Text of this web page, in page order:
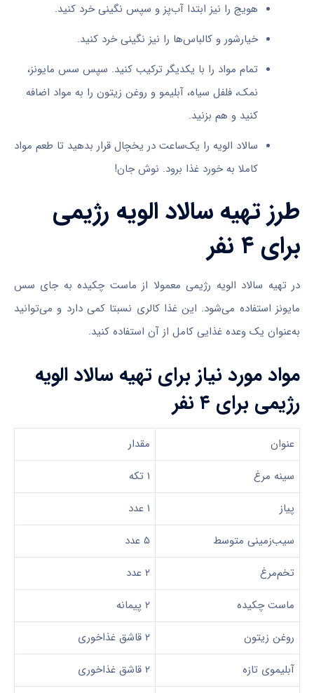
هویج را نیز ابتدا آب‌پز و سپس نگینی خرد کنید.
خیارشور و کالباس‌ها را نیز نگینی خرد کنید.
تمام مواد را با یکدیگر ترکیب کنید. سپس سس مایونز،
نمک، فلفل سیاه، آبلیمو و روغن زیتون را به مواد اضافه
کنید و هم بزنید.
سالاد الویه را یک‌ساعت در یخچال قرار بدهید تا طعم مواد
کاملا به خورد غذا برود. نوش جان!
طرز تهیه سالاد الویه رژیمی
برای ۴ نفر
در تهیه سالاد الویه رژیمی معمولا از ماست چکیده به جای سس
مایونز استفاده می‌شود. این غذا کالری نسبتا کمی دارد و می‌توانید
به‌عنوان یک وعده غذایی کامل از آن استفاده کنید.
مواد مورد نیاز برای تهیه سالاد الویه
رژیمی برای ۴ نفر
عنوان
مقدار
سینه مرغ
۱ تکه
پیاز
۱ عدد
سیب‌زمینی متوسط
۵ عدد
تخم‌مرغ
۲ عدد
ماست چکیده
۲ پیمانه
روغن زیتون
۲ قاشق غذاخوری
آبلیموی تازه
۲ قاشق غذاخوری